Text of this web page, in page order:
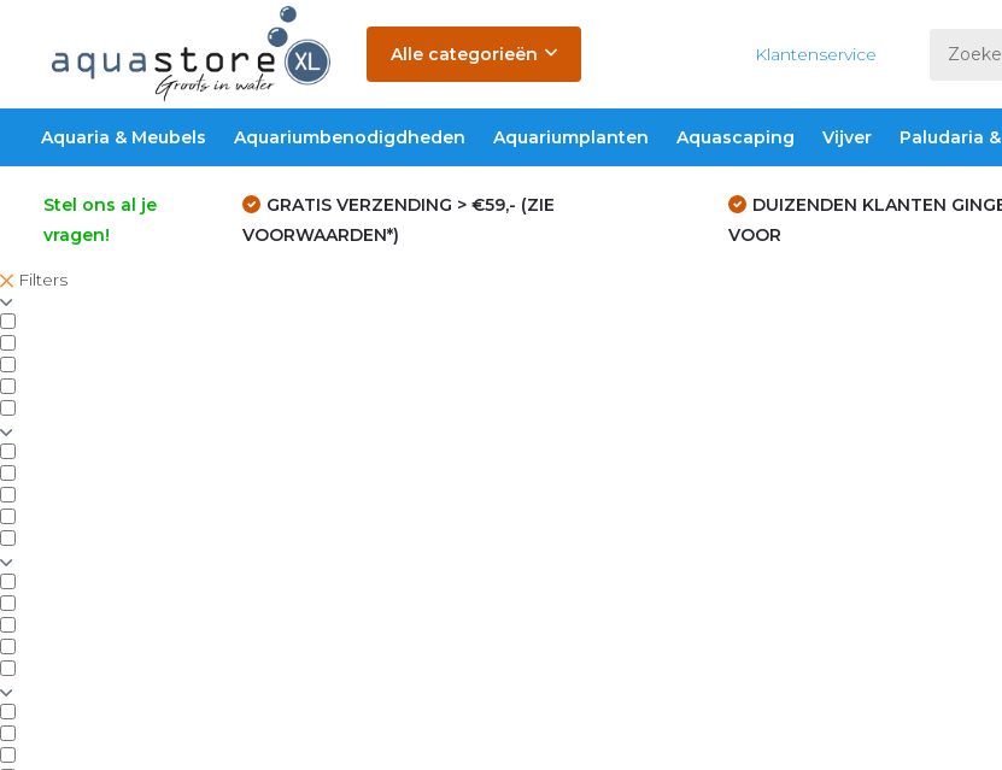
Alle categorieën Klantenservice
Aquaria & Meubels Aquariumbenodigdheden Aquariumplanten Aquascaping Vijver Paludaria
Stel ons al je
vragen!
GRATIS VERZENDING > €59,- (ZIE
VOORWAARDEN*)
DUIZENDEN KLANTEN
VOOR
Filters